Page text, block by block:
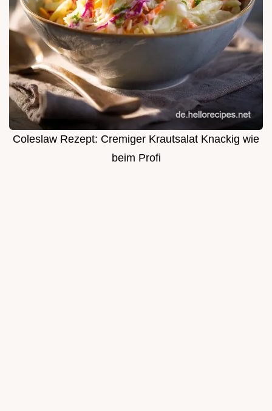
Coleslaw Rezept: Cremiger Krautsalat Knackig wie
beim Profi